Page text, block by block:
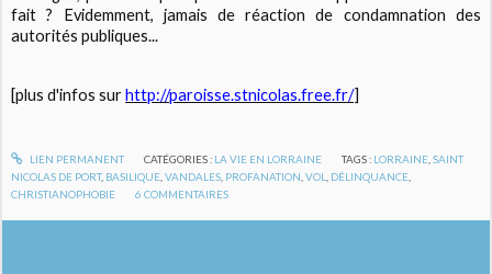
fait ? Evidemment, jamais de réaction de condamnation des
autorités publiques...
[plus d'infos surhttp://paroisse.stnicolas.free.fr/]
LIEN PERMANENT CATÉGORIES : LA VIE EN LORRAINE TAGS : LORRAINE ,SAINT
NICOLAS DE PORT, BASILIQUE ,VANDALES PROFANATION ,VOL DÉLINQUANCE
CHRISTIANOPHOBIE
6 COMMENTAIRES